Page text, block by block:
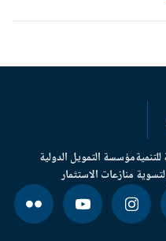
مؤسسة التمويل الدولية
منازعات الاستثمار